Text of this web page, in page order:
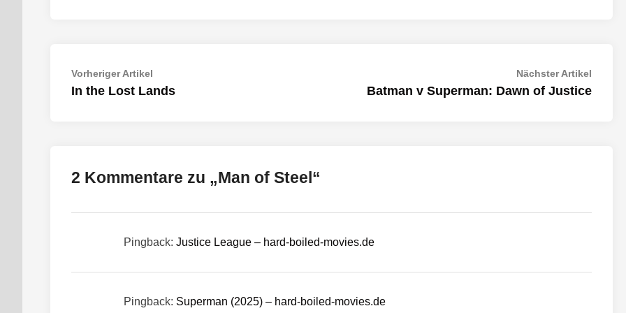
Beitragsnavigation
Vorheriger Artikel
Artikel:
In the Lost Lands
Nächster Artikel
Artikel:
Batman v Superman: Dawn of Justice
2 Kommentare zu „Man of Steel“
Pingback: Justice League – hard-boiled-movies.de
Pingback: Superman (2025) – hard-boiled-movies.de